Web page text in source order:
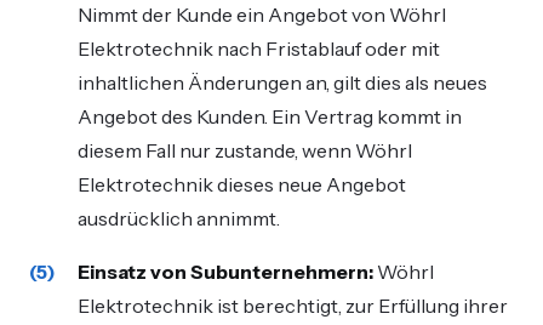
Nimmt der Kunde ein Angebot von Wöhrl
Elektrotechnik nach Fristablauf oder mit
inhaltlichen Änderungen an, gilt dies als neues
Angebot des Kunden. Ein Vertrag kommt in
diesem Fall nur zustande, wenn Wöhrl
Elektrotechnik dieses neue Angebot
ausdrücklich annimmt.
Einsatz von Subunternehmern: Wöhrl
Elektrotechnik ist berechtigt, zur Erfüllung ihrer